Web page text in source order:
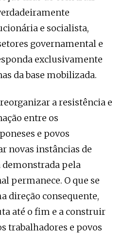
e socialista,
governamental e
exclusivamente
da base mobilizada.
a resistência e
entre os
e povos
novas instâncias de
demonstrada pela
permanece. O que se
direção consequente,
até o fim e a construir
trabalhadores e povos